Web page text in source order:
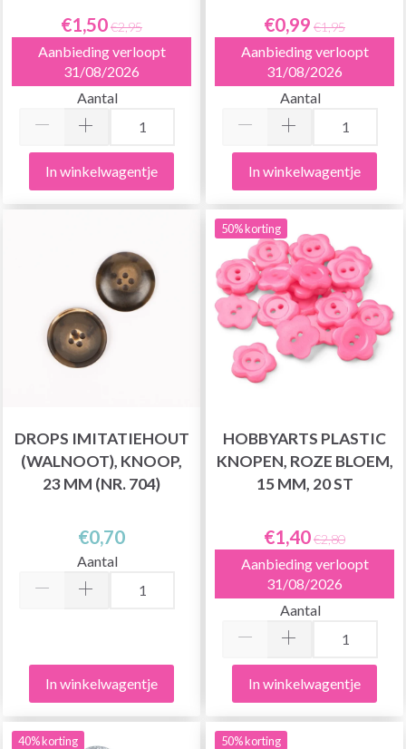
€1,50€2,95
Aanbieding verloopt
31/08/2026
Aantal
In winkelwagentje
€0,99 €1,95
Aanbieding verloopt
31/08/2026
Aantal
In winkelwagentje
DROPS IMITATIEHOUT
(WALNOOT), KNOOP,
23 MM (NR. 704)
€0,70
Aantal
In winkelwagentje
50% korting
HOBBYARTS PLASTIC
KNOPEN, ROZE BLOEM,
15 MM, 20 ST
€1,40€2,80
Aanbieding verloopt
31/08/2026
Aantal
In winkelwagentje
40% korting 50% korting